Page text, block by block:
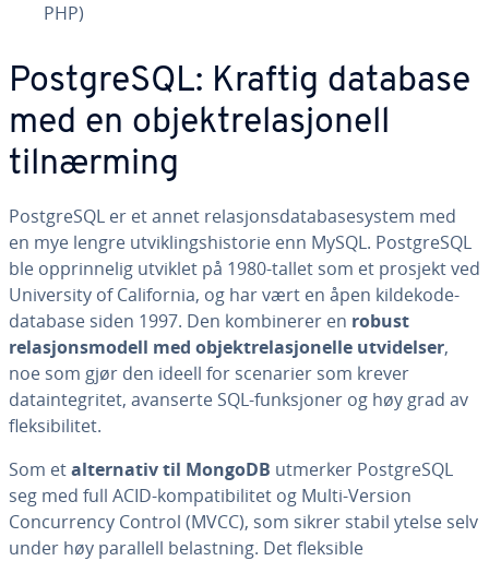
PHP)
PostgreSQL: Kraftig database
med en objektrelasjonell
tilnærming
PostgreSQL er et annet relasjonsdatabasesystem med
en mye lengre utviklingshistorie enn MySQL. PostgreSQL
ble opprinnelig utviklet på 1980-tallet som et prosjekt ved
University of California, og har vært en åpen kildekode-
database siden 1997. Den kombinerer en robust
relasjonsmodell med objektrelasjonelle utvidelser,
noe som gjør den ideell for scenarier som krever
dataintegritet, avanserte SQL-funksjoner og høy grad av
fleksibilitet.
Som etalternativ til MongoDB utmerker PostgreSQL
seg med full ACID-kompatibilitet og Multi-Version
Concurrency Control (MVCC), som sikrer stabil ytelse selv
under høy parallell belastning. Det fleksible